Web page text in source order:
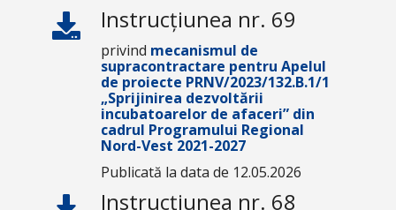
Instrucțiunea nr. 69
privind mecanismul de
supracontractare pentru Apelul
de proiecte PRNV/2023/132.B.1/1
„Sprijinirea dezvoltării
incubatoarelor de afaceri” din
cadrul Programului Regional
Nord-Vest 2021-2027
Publicată la data de 12.05.2026
Instrucțiunea nr. 68